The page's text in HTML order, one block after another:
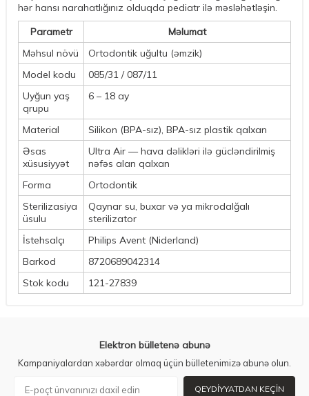
hər hansı narahatlığınız olduqda pediatr ilə məsləhətləşin.
Parametr
Məlumat
Məhsul növü
Ortodontik uğultu (əmzik)
Model kodu
085/31 / 087/11
Uyğun yaş
qrupu
6 – 18 ay
Material
Silikon (BPA-sız), BPA-sız plastik qalxan
Əsas
xüsusiyyət
Ultra Air — hava dəlikləri ilə gücləndirilmiş
nəfəs alan qalxan
Forma
Ortodontik
Sterilizasiya
üsulu
Qaynar su, buxar və ya mikrodalğalı
sterilizator
İstehsalçı
Philips Avent (Niderland)
Barkod
8720689042314
Stok kodu
121-27839
Elektron bülletenə abunə
Kampaniyalardan xəbərdar olmaq üçün bülletenimizə abunə olun.
QEYDIYYATDAN KEÇIN